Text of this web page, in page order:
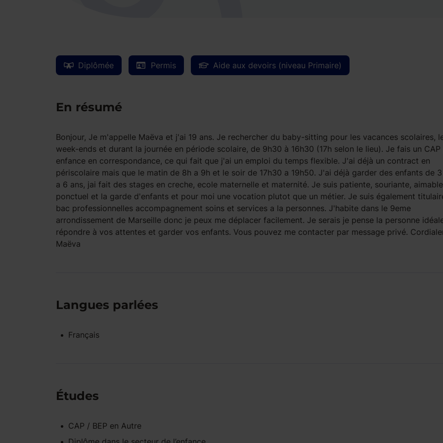
Diplômée Permis Aide aux devoirs (niveau Primaire)
En résumé
Bonjour, Je m'appelle Maëva et j'ai 19 ans. Je rechercher du baby-sitting pour les vacances scolaires,
week-ends et durant la journée en période scolaire, de 9h30 à 16h30 (17h selon le lieu). Je fais un
enfance en correspondance, ce qui fait que j'ai un emploi du temps flexible. J'ai déjà un contract en
périscolaire mais que le matin de 8h a 9h et le soir de 17h30 a 19h50. J'ai déjà garder des enfants de
a 6 ans, jai fait des stages en creche, ecole maternelle et maternité. Je suis patiente, souriante,
ponctuel et la garde d'enfants et pour moi une vocation plutot que un métier. Je suis également
bac professionnelles accompagnement soins et services a la personnes. J'habite dans le 9eme
arrondissement de Marseille donc je peux me déplacer facilement. Je serais je pense la personne
répondre à vos attentes et garder vos enfants. Vous pouvez me contacter par message privé.
Maëva
Langues parlées
Français
Études
CAP / BEP en Autre